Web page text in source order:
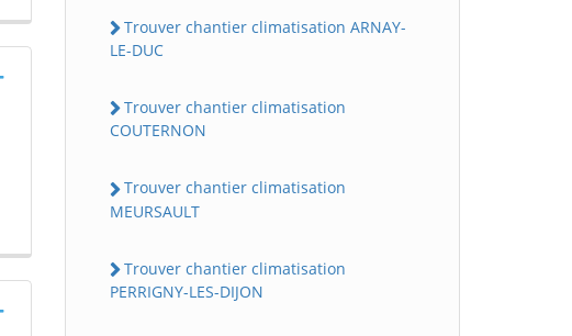
Trouver chantier climatisation ARNAY-
LE-DUC
Trouver chantier climatisation
COUTERNON
Trouver chantier climatisation
MEURSAULT
Trouver chantier climatisation
PERRIGNY-LES-DIJON